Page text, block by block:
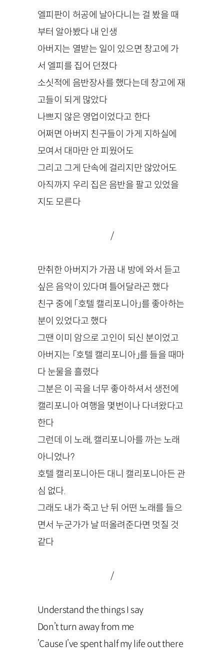
엘피판이 허공에 날아다니는 걸 봤을 때
부터 알아봤다 내 인생
아버지는 열받는 일이 있으면 창고에 가
서 엘피를 집어 던졌다
소싯적에 음반장사를 했다는데 창고에 재
고들이 되게 많았다
나쁘지 않은 영업이었다고 한다
어쩌면 아버지 친구들이 가게 지하실에
모여서 대마만 안 피웠어도
그리고 그게 단속에 걸리지만 않았어도
아직까지 우리 집은 음반을 팔고 있었을
지도 모른다
/
만취한 아버지가 가끔 내 방에 와서 듣고
싶은 음악이 있다며 틀어달라곤 했다
친구 중에 「호텔 캘리포니아」를 좋아하는
분이 있었다고 했다
그땐 이미 암으로 고인이 되신 분이었고
아버지는 「호텔 캘리포니아」를 들을 때마
다 눈물을 흘렸다
그분은 이 곡을 너무 좋아하셔서 생전에
캘리포니아 여행을 몇번이나 다녀왔다고
한다
그런데 이 노래, 캘리포니아를 까는 노래
아니었나?
호텔 캘리포니아든 대니 캘리포니아든 관
심 없다.
그래도 내가 죽고 난 뒤 어떤 노래를 들으
면서 누군가가 날 떠올려준다면 멋질 것
같다
/
Understandthethings I say
Don’tturn awayfrom me
’Cause I’ve spent half mylife outthere